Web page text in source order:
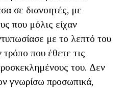
σε διανοητές, με
που μόλις είχαν
με το λεπτό του
που έθετε τις
του. Δεν
γνωρίσω προσωπικά,